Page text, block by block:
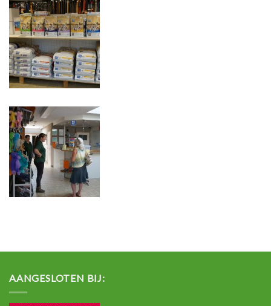
AANGESLOTEN BIJ: